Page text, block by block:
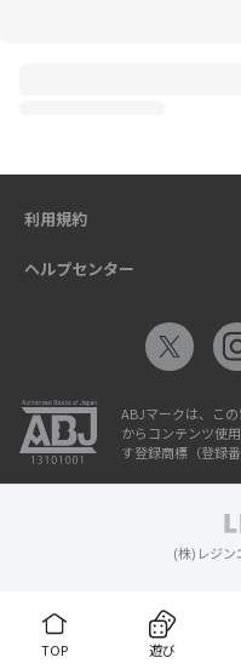
TOP 遊び
利用規約
ヘルプセンター
ABJマークは、こ
からコンテンツ使
す登録商標（登録
(株)レジン